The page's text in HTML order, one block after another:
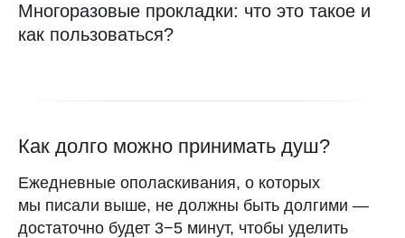
Многоразовые прокладки: что это такое и
как пользоваться?
Как долго можно принимать душ?
Ежедневные ополаскивания, о которых
мы писали выше, не должны быть долгими —
достаточно будет 3−5 минут, чтобы уделить